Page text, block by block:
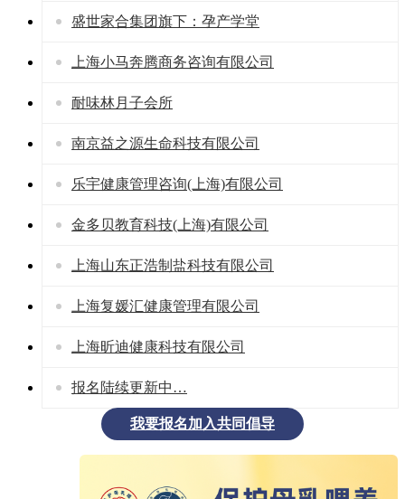
盛世家合集团旗下：孕产学堂
上海小马奔腾商务咨询有限公司
耐味林月子会所
南京益之源生命科技有限公司
乐宇健康管理咨询(上海)有限公司
金多贝教育科技(上海)有限公司
上海山东正浩制盐科技有限公司
上海复媛汇健康管理有限公司
上海昕迪健康科技有限公司
报名陆续更新中…
我要报名加入共同倡导